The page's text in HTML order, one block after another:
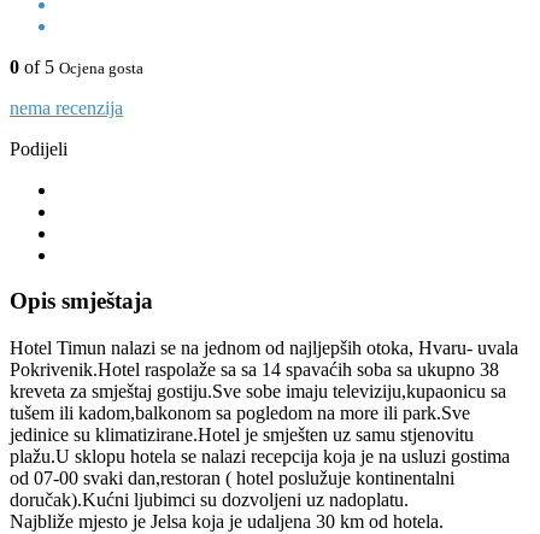
0 of 5 Ocjena gosta
nema recenzija
Podijeli
Opis smještaja
Hotel Timun nalazi se na jednom od najljepših otoka, Hvaru- uvala
Pokrivenik.Hotel raspolaže sa sa 14 spavaćih soba sa ukupno 38
kreveta za smještaj gostiju.Sve sobe imaju televiziju,kupaonicu sa
tušem ili kadom,balkonom sa pogledom na more ili park.Sve
jedinice su klimatizirane.Hotel je smješten uz samu stjenovitu
plažu.U sklopu hotela se nalazi recepcija koja je na usluzi gostima
od 07-00 svaki dan,restoran ( hotel poslužuje kontinentalni
doručak).Kućni ljubimci su dozvoljeni uz nadoplatu.
Najbliže mjesto je Jelsa koja je udaljena 30 km od hotela.